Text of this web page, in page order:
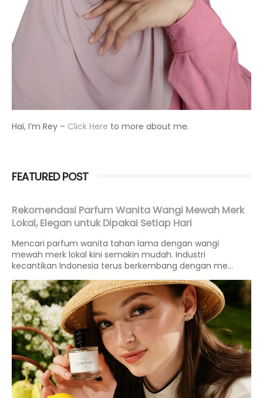
Hai, I’m Rey – Click Here to more about me.
FEATURED POST
Rekomendasi Parfum Wanita Wangi Mewah Merk
Lokal, Elegan untuk Dipakai Setiap Hari
Mencari parfum wanita tahan lama dengan wangi
mewah merk lokal kini semakin mudah. Industri
kecantikan Indonesia terus berkembang dengan me...